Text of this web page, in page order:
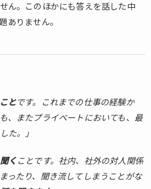
ん。このほかにも答えを話した中
ありません。
とです。これまでの仕事の経験か
、またプライベートにおいても、最
た。」
く ことです。社内、社外の対人関係
ったり、聞き流してしまうことがな